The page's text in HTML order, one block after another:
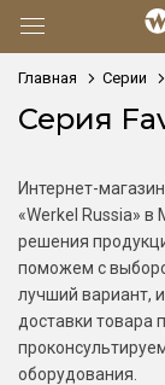
Главная Серии
Серия
Интернет-
«Werkel Russia»
решения
поможем с
лучший вариант,
доставки товара
оборудования.